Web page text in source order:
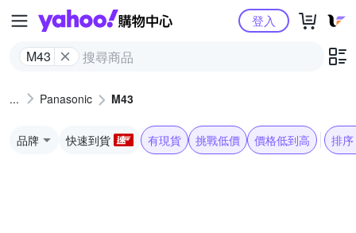
Yahoo購物中心
M43
登入
Panasonic M43
品牌 快速到貨 有現貨 挑戰低價 價格低到高 排序